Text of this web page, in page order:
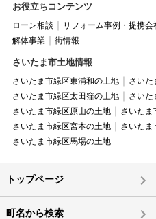
お役立ちコンテンツ
ローン相談 リフォーム事例・提携会
解体事業
街情報
さいたま市土地情報
さいたま市緑区東浦和の土地
さいた
さいたま市緑区太田窪の土地
さいた
さいたま市緑区原山の土地
さいたま
さいたま市緑区宮本の土地
さいたま
さいたま市緑区馬場の土地
トップページ
町名から検索